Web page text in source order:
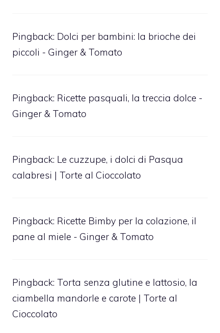
Pingback: Dolci per bambini: la brioche dei
piccoli - Ginger & Tomato
Pingback: Ricette pasquali, la treccia dolce -
Ginger & Tomato
Pingback: Le cuzzupe, i dolci di Pasqua
calabresi | Torte al Cioccolato
Pingback: Ricette Bimby per la colazione, il
pane al miele - Ginger & Tomato
Pingback: Torta senza glutine e lattosio, la
ciambella mandorle e carote | Torte al
Cioccolato